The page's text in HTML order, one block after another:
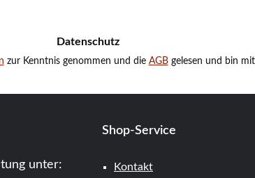
Datenschutz
zur Kenntnis genommen und die AGBgelesen und bin
unter:
Shop-Service
Kontakt